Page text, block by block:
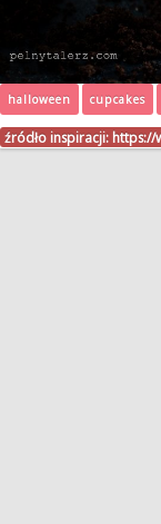
halloween cupcakes
źródło inspiracji: https://